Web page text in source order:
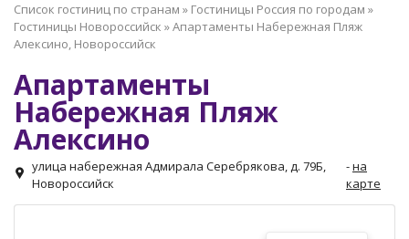
Список гостиниц по странам » Гостиницы Россия по городам »
Гостиницы Новороссийск »Апартаменты Набережная Пляж
Алексино, Новороссийск
Апартаменты
Набережная Пляж
Алексино
улица набережная Адмирала Серебрякова, д. 79Б,
Новороссийск
-на
карте